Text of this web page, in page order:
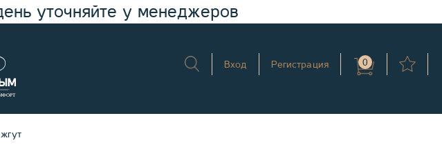
уточняйте у менеджеров
Вход Регистрация 0